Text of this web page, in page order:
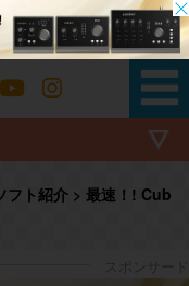
フト紹介 > 最速！! Cub